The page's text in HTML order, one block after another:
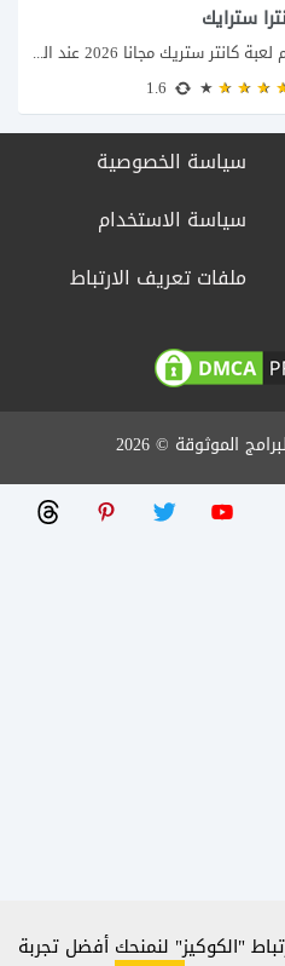
سترايك
انضم الى التليجرام لعبة كانتر ستريك مجانا 2026 عند البحث عن تحميل Counter-Strike للكمبيوتر...
سياسة الخصوصية
سياسة الاستخدام
ملفات تعريف الارتباط
الموثوقة © 2026
"الكوكيز" لنمنحك أفضل تجربة